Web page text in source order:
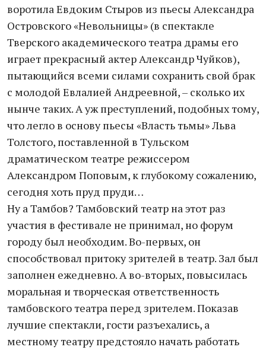
воротила Евдоким Стыров из пьесы Александра
Островского «Невольницы» (в спектакле
Тверского академического театра драмы его
играет прекрасный актер Александр Чуйков),
пытающийся всеми силами сохранить свой брак
с молодой Евлалией Андреевной, – сколько их
нынче таких. А уж преступлений, подобных тому,
что легло в основу пьесы «Власть тьмы» Льва
Толстого, поставленной в Тульском
драматическом театре режиссером
Александром Поповым, к глубокому сожалению,
сегодня хоть пруд пруди…
Ну а Тамбов? Тамбовский театр на этот раз
участия в фестивале не принимал, но форум
городу был необходим. Во-первых, он
способствовал притоку зрителей в театр. Зал был
заполнен ежедневно. А во-вторых, повысилась
моральная и творческая ответственность
тамбовского театра перед зрителем. Показав
лучшие спектакли, гости разъехались, а
местному театру предстояло начать работать